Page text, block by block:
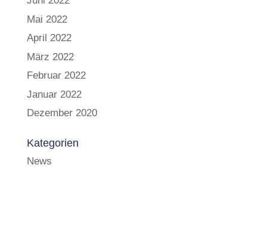
Mai 2022
April 2022
März 2022
Februar 2022
Januar 2022
Dezember 2020
Kategorien
News